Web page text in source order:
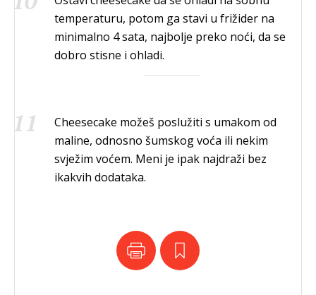
temperaturu, potom ga stavi u frižider na
minimalno 4 sata, najbolje preko noći, da se
dobro stisne i ohladi.
Cheesecake možeš poslužiti s umakom od
maline, odnosno šumskog voća ili nekim
svježim voćem. Meni je ipak najdraži bez
ikakvih dodataka.